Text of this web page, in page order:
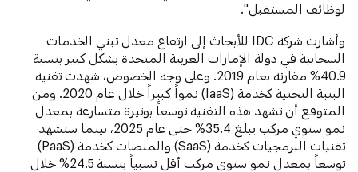
لوظائف المستقبل".
وأشارت شركة IDC للأبحاث إلى ارتفاع معدل تبني الخدمات
السحابية في دولة الإمارات العربية المتحدة بشكل كبير بنسبة
40.9% مقارنة بعام 2019. وعلى وجه الخصوص، شهدت تقنية
البنية التحتية كخدمة (IaaS) نمواً كبيراً خلال عام 2020. ومن
المتوقع أن تشهد هذه التقنية توسعاً بوتيرة متسارعة بمعدل
نمو سنوي مركب يبلغ 35.4% حتى عام 2025، بينما ستشهد
تقنيات البرمجيات كخدمة (SaaS) والمنصات كخدمة (PaaS)
توسعاً بمعدل نمو سنوي مركب أقل نسبياً بنسبة 24.5% خلال